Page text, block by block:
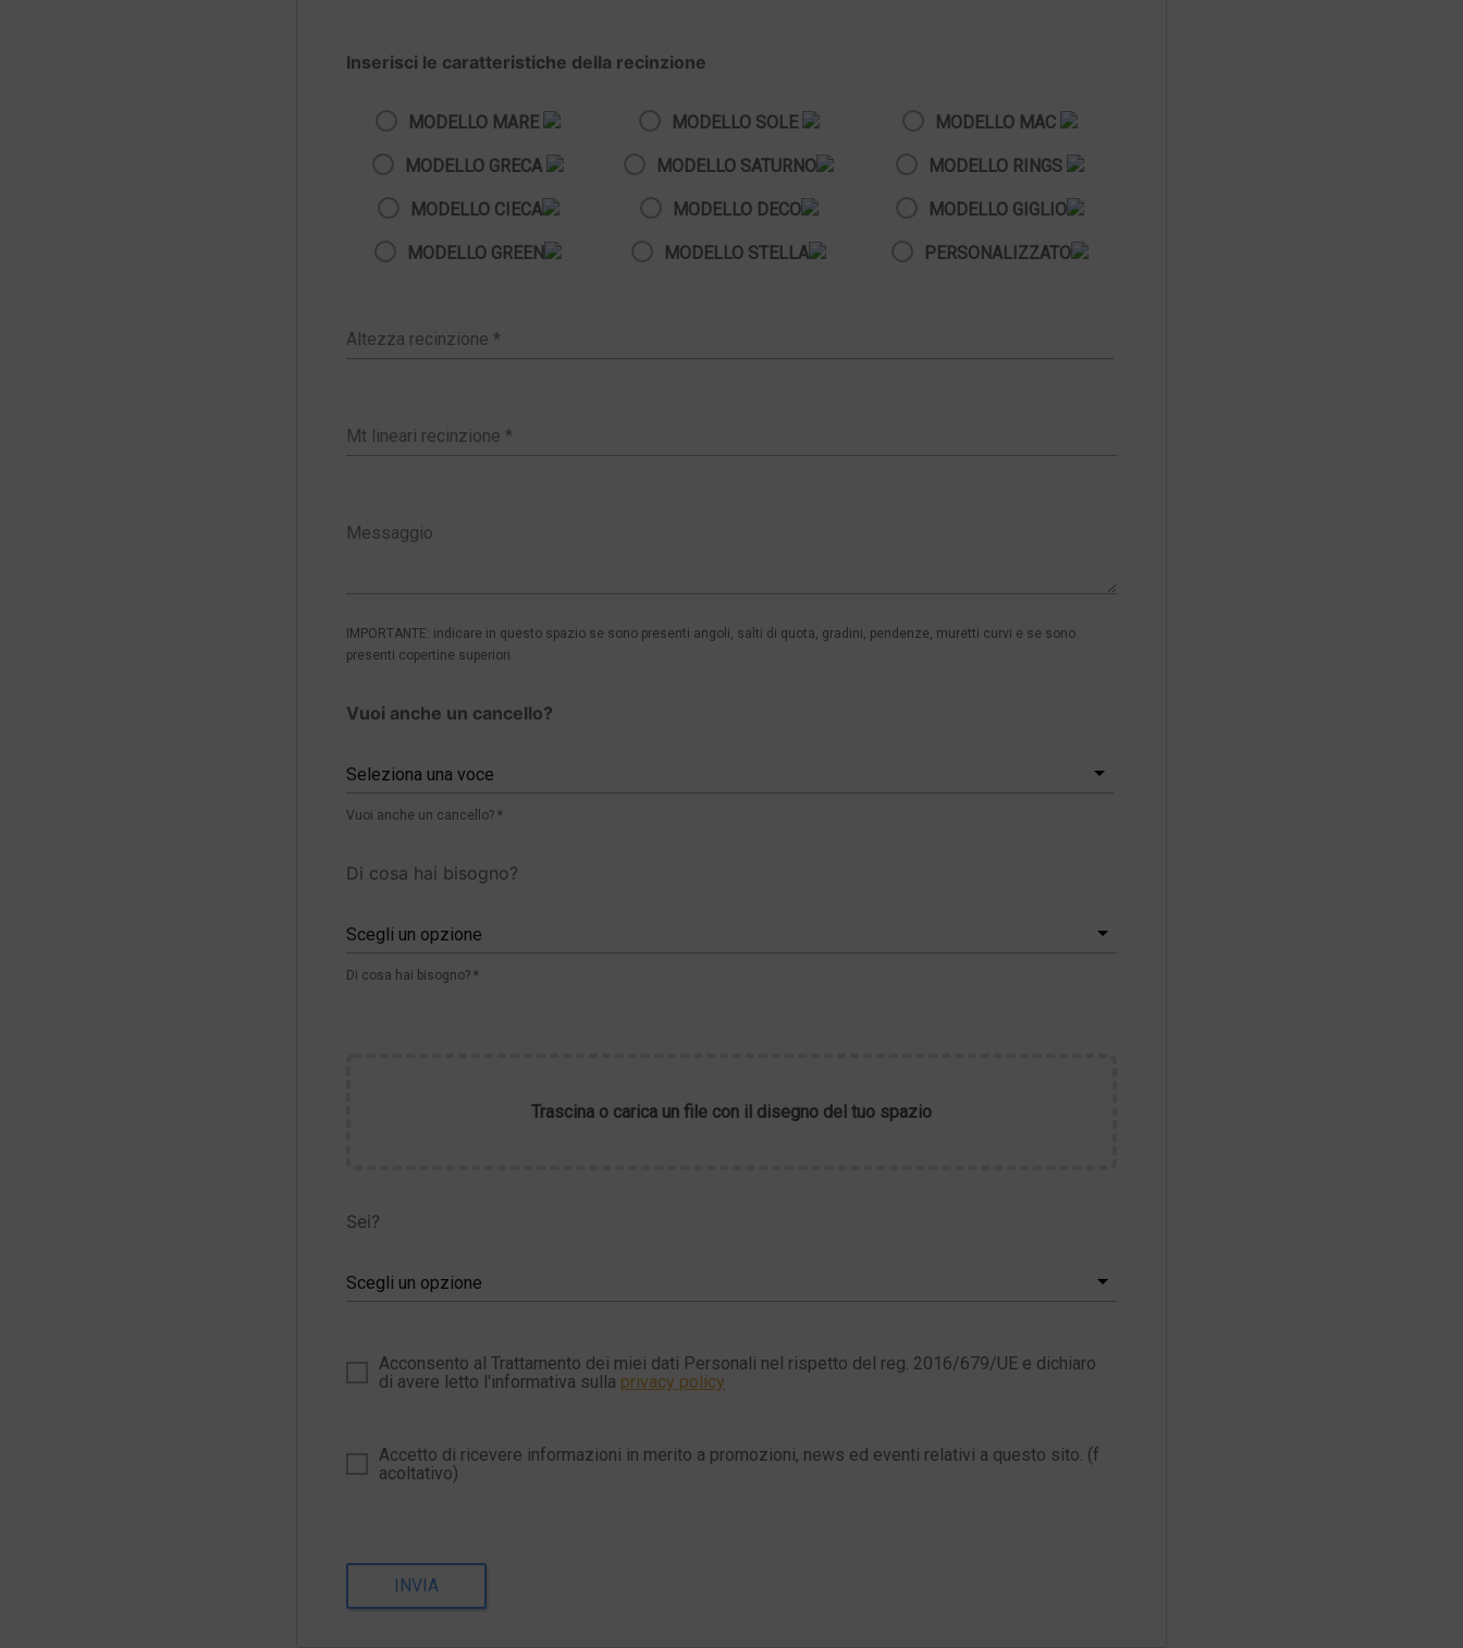
Inserisci le caratteristiche della recinzione
MODELLO MARE MODELLO SOLE MODELLO MAC
MODELLO GRECA MODELLO SATURNO MODELLO RINGS
MODELLO CIECA MODELLO DECO MODELLO GIGLIO
MODELLO GREEN MODELLO STELLA PERSONALIZZATO
IMPORTANTE: indicare in questo spazio se sono presenti angoli, salti di quota, gradini, pendenze, muretti curvi e se sono
presenti copertine superiori.
Vuoi anche un cancello?
Seleziona una voce
Vuoi anche un cancello? *
Di cosa hai bisogno?
Scegli un opzione
Di cosa hai bisogno? *
Trascina o carica un file con il disegno del tuo spazio
Sei?
Scegli un opzione
Acconsento al Trattamento dei miei dati Personali nel rispetto del reg. 2016/679/UE e dichiaro
di avere letto l'informativa sulla privacy policy
Accetto di ricevere informazioni in merito a promozioni, news ed eventi relativi a questo sito. (f
acoltativo)
INVIA